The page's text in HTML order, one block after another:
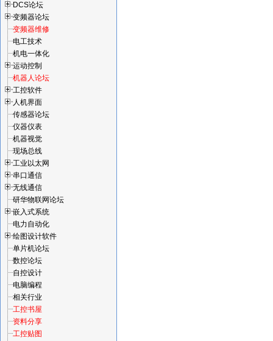
DCS论坛
变频器论坛
变频器维修
电工技术
机电一体化
运动控制
机器人论坛
工控软件
人机界面
传感器论坛
仪器仪表
机器视觉
现场总线
工业以太网
串口通信
无线通信
研华物联网论坛
嵌入式系统
电力自动化
绘图设计软件
单片机论坛
数控论坛
自控设计
电脑编程
相关行业
工控书屋
资料分享
工控贴图